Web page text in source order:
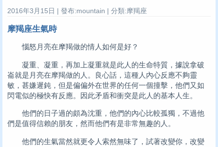
2016年3月15日 | 發布:mountain | 分類:摩羯座
摩羯座生氣時
惱怒月亮在摩羯做的情人如何是好？
凝重、凝重，再加上凝重就是此人的生命特質，據說拿破
崙就是月亮在摩羯做的人。良心話，這種人內心反應不夠靈
敏，甚嫌遲鈍，但是偏偏外在世界的任何一個撞擊，他們又如
閃電似的極快有反應。因此矛盾和衝突是此人的基本人生。
他們的日子過的頗為沈重，他們的內心比較孤獨，不過他
們是值得信賴的朋友，然而他們有是非常無趣的人。
他們的生氣當然就更令人索然無味了，試著改變你，改變